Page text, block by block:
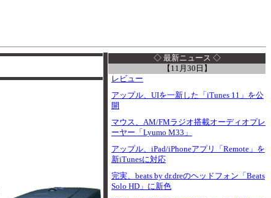
◇ 最新ニュース ◇
【11月30日】
レビュー
アップル、UIを一新した「iTunes 11」を公
開
マウス、AM/FMラジオ搭載オーディオプレ
ーヤー「Lyumo M33」
アップル、iPad/iPhoneアプリ「Remote」を
新iTunesに対応
完実、beats by dr.dreのヘッドフォン「Beats
Solo HD」に新色